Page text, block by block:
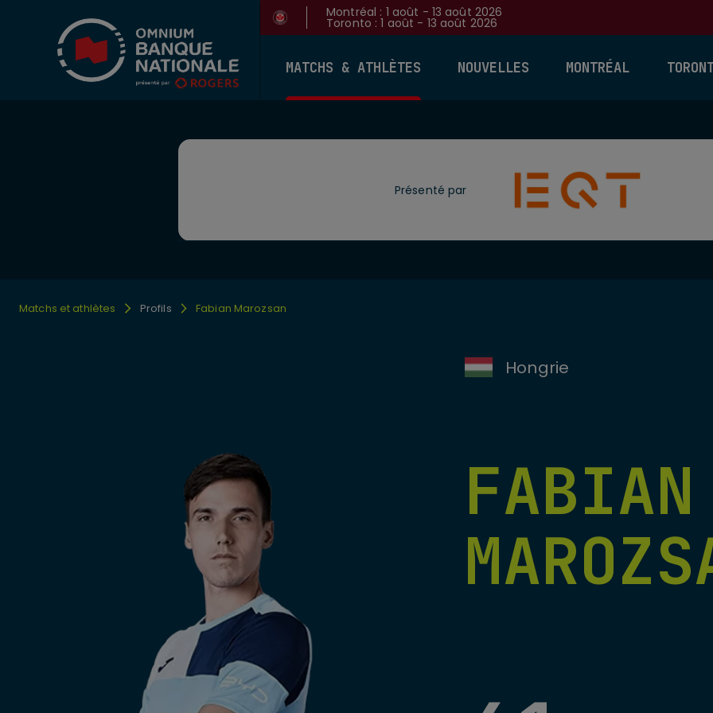
Montréal : 1 août - 13 août 2026
Toronto : 1 août - 13 août 2026
MATCHS & ATHLÈTES NOUVELLES MONTRÉAL
Présenté par
Matchs et athlètes Profils Fabian Marozsan
Hongrie
FABIAN